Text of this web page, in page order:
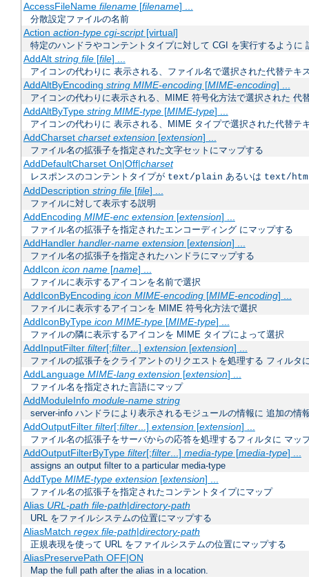
AccessFileName filename[filename] ...
分散設定ファイルの名前
Action action-type cgi-script[virtual]
特定のハンドラやコンテントタイプに対して CGI を実行するように
AddAlt string file[file] ...
アイコンの代わりに 表示される、ファイル名で選択された代替テキ
AddAltByEncoding string MIME-encoding[MIME-encoding] ...
アイコンの代わりに表示される、MIME 符号化方法で選択された 代
AddAltByType string MIME-type[MIME-type] ...
アイコンの代わりに 表示される、MIME タイプで選択された代替テ
AddCharset charset extension[extension] ...
ファイル名の拡張子を指定された文字セットにマップする
AddDefaultCharset On|Off|charset
レスポンスのコンテントタイプが text/plain あるいは text/
AddDescription string file[file] ...
ファイルに対して表示する説明
AddEncoding MIME-enc extension[extension] ...
ファイル名の拡張子を指定されたエンコーディング にマップする
AddHandler handler-name extension[extension] ...
ファイル名の拡張子を指定されたハンドラにマップする
AddIcon icon name[name] ...
ファイルに表示するアイコンを名前で選択
AddIconByEncoding icon MIME-encoding[MIME-encoding] ...
ファイルに表示するアイコンを MIME 符号化方法で選択
AddIconByType icon MIME-type[MIME-type] ...
ファイルの隣に表示するアイコンを MIME タイプによって選択
AddInputFilter filter[;filter...] extension[extension] ...
ファイルの拡張子をクライアントのリクエストを処理する フィルタ
AddLanguage MIME-lang extension[extension] ...
ファイル名を指定された言語にマップ
AddModuleInfo module-name string
server-info ハンドラにより表示されるモジュールの情報に 追加の情
AddOutputFilter filter[;filter...] extension[extension] ...
ファイル名の拡張子をサーバからの応答を処理するフィルタに マッ
AddOutputFilterByType filter[;filter...] media-type[media-type] ...
assigns an output filter to a particular media-type
AddType MIME-type extension[extension] ...
ファイル名の拡張子を指定されたコンテントタイプにマップ
Alias URL-path file-path|directory-path
URL をファイルシステムの位置にマップする
AliasMatch regex file-path|directory-path
正規表現を使って URL をファイルシステムの位置にマップする
AliasPreservePath OFF|ON
Map the full path after the alias in a location.